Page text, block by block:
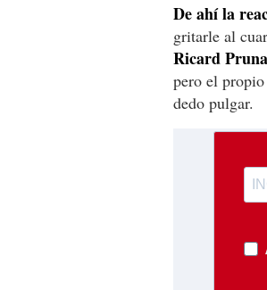
De ahí la
gritarle al
Ricard
pero el
dedo pulgar.